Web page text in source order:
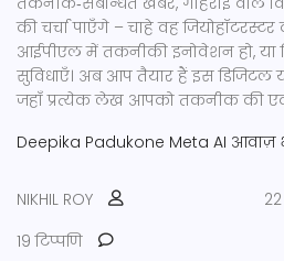
की चर्चा पाएँगे – चाहे वह जियोहॉटरस्टर
आईपीएल में तकनीकी इनोवेशन हो, या
सुविधाएँ। अब आप तैयार हैं इस डिजिटल
जहाँ प्रत्येक लेख आपको तकनीक की
Deepika Padukone Meta AI आवाज़
NIKHIL ROY
19 टिप्पणि